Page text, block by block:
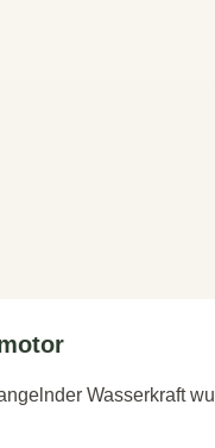
Wasserkraft